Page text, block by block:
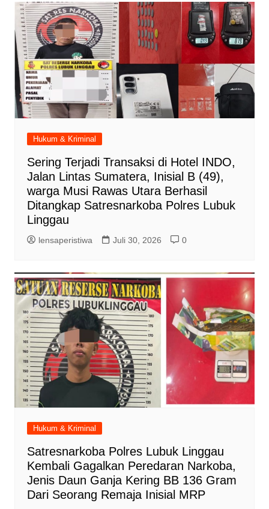
Hukum & Kriminal
Sering Terjadi Transaksi di Hotel INDO,
Jalan Lintas Sumatera, Inisial B (49),
warga Musi Rawas Utara Berhasil
Ditangkap Satresnarkoba Polres Lubuk
Linggau
lensaperistiwa Juli 30, 2026 0
Hukum & Kriminal
Satresnarkoba Polres Lubuk Linggau
Kembali Gagalkan Peredaran Narkoba,
Jenis Daun Ganja Kering BB 136 Gram
Dari Seorang Remaja Inisial MRP